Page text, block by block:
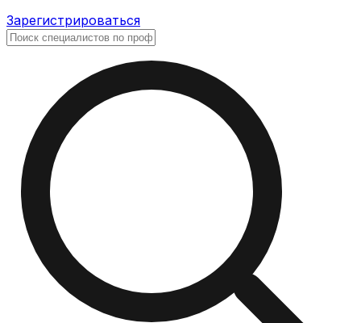
Зарегистрироваться